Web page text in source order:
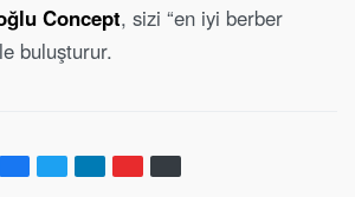
Concept, sizi “en iyi berber
buluşturur.